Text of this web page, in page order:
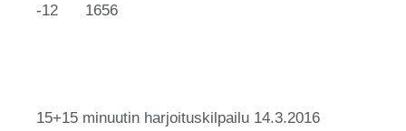
-12 1656
15+15 minuutin harjoituskilpailu 14.3.2016